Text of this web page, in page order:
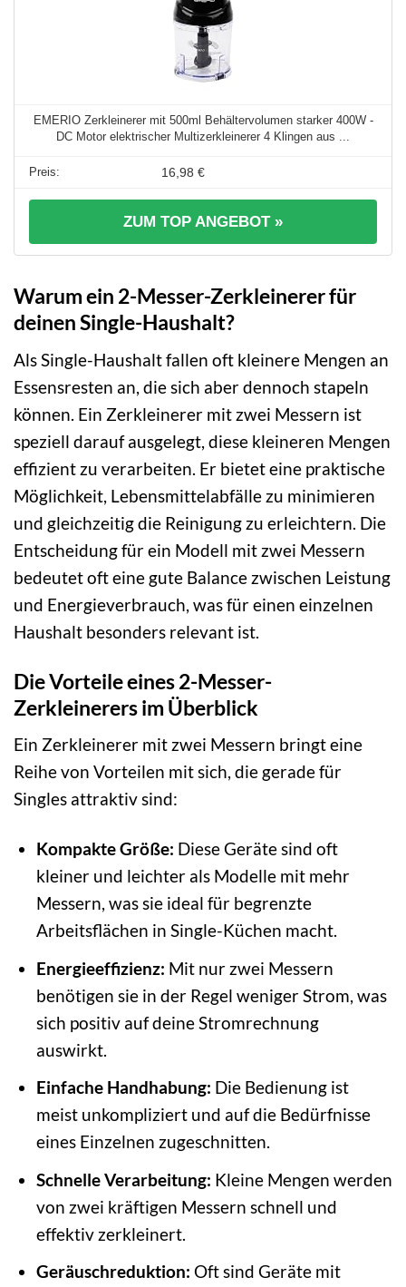
EMERIO Zerkleinerer mit 500ml Behältervolumen starker 400W -
DC Motor elektrischer Multizerkleinerer 4 Klingen aus ...
16,98 €
ZUM TOP ANGEBOT »
Warum ein 2-Messer-Zerkleinerer für
deinen Single-Haushalt?
Als Single-Haushalt fallen oft kleinere Mengen an
Essensresten an, die sich aber dennoch stapeln
können. Ein Zerkleinerer mit zwei Messern ist
speziell darauf ausgelegt, diese kleineren Mengen
effizient zu verarbeiten. Er bietet eine praktische
Möglichkeit, Lebensmittelabfälle zu minimieren
und gleichzeitig die Reinigung zu erleichtern. Die
Entscheidung für ein Modell mit zwei Messern
bedeutet oft eine gute Balance zwischen Leistung
und Energieverbrauch, was für einen einzelnen
Haushalt besonders relevant ist.
Die Vorteile eines 2-Messer-
Zerkleinerers im Überblick
Ein Zerkleinerer mit zwei Messern bringt eine
Reihe von Vorteilen mit sich, die gerade für
Singles attraktiv sind:
Kompakte Größe: Diese Geräte sind oft
kleiner und leichter als Modelle mit mehr
Messern, was sie ideal für begrenzte
Arbeitsflächen in Single-Küchen macht.
Energieeffizienz: Mit nur zwei Messern
benötigen sie in der Regel weniger Strom, was
sich positiv auf deine Stromrechnung
auswirkt.
Einfache Handhabung: Die Bedienung ist
meist unkompliziert und auf die Bedürfnisse
eines Einzelnen zugeschnitten.
Schnelle Verarbeitung: Kleine Mengen werden
von zwei kräftigen Messern schnell und
effektiv zerkleinert.
Geräuschreduktion: Oft sind Geräte mit